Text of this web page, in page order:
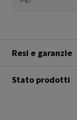
Resi e garanzie
Stato prodotti